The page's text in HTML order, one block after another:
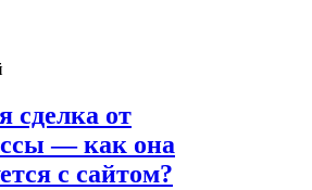
сделка от
— как она
с сайтом?